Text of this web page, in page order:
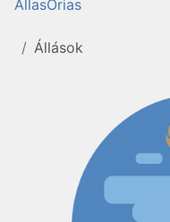
AllasOrias
Állások